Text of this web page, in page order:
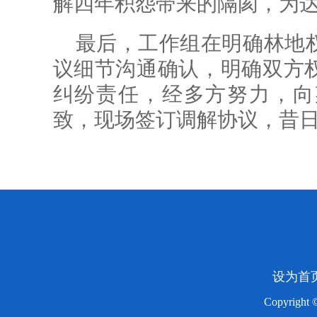
最后，工作组在明确林地
议细节沟通确认，明确双方
纠纷责任，经多方努力，
致，现场签订调解协议，昔
设为首
Copyright